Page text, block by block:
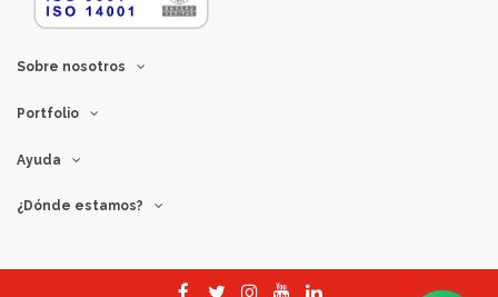
Sobre nosotros
Portfolio
Ayuda
¿Dónde estamos?